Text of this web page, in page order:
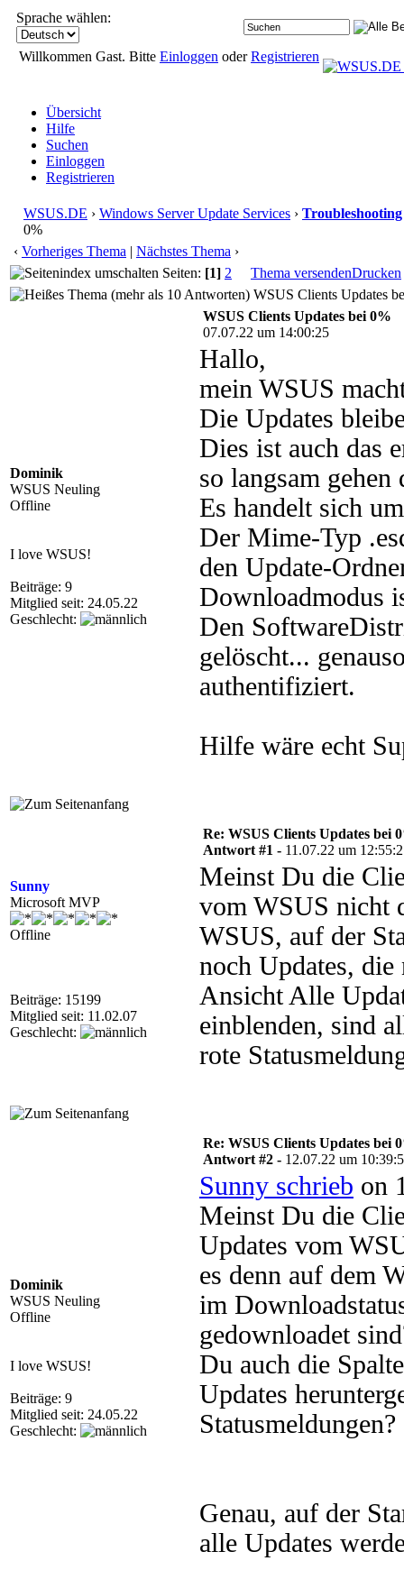
Sprache wählen:
Willkommen Gast. Bitte Einloggen oderRegistrieren
Übersicht
Hilfe
Suchen
Einloggen
Registrieren
WSUS.DE › Windows Server Update Services › Troubleshooting
0%
‹ Vorheriges Thema | Nächstes Thema ›
Seiten: [1] 2 Thema versendenDrucken
WSUS Clients Updates
Dominik
WSUS Neuling
Offline
I love WSUS!
Beiträge: 9
Mitglied seit: 24.05.22
Geschlecht:
WSUS Clients Updates bei 0%
07.07.22 um 14:00:25
Hallo,
mein WSUS
Die Updates
Dies ist auch das
so langsam
Es handelt sich
Der Mime-Typ
den Update-
Downloadmodus
Den
gelöscht...
authentifiziert.
Hilfe wäre echt
Sunny
Microsoft MVP
Offline
Beiträge: 15199
Mitglied seit: 11.02.07
Geschlecht:
Re: WSUS Clients Updates bei
Antwort #1 - 11.07.22 um
Meinst Du die
vom WSUS nicht
WSUS, auf der
noch Updates,
Ansicht Alle
einblenden, sind
rote
Dominik
WSUS Neuling
Offline
I love WSUS!
Beiträge: 9
Mitglied seit: 24.05.22
Geschlecht:
Re: WSUS Clients Updates bei
Antwort #2 - 12.07.22 um
Sunny schrieb on
Meinst Du die
Updates vom
es denn auf dem
im
gedownloadet
Du auch die
Updates
Statusmeldungen?
Genau, auf der
alle Updates